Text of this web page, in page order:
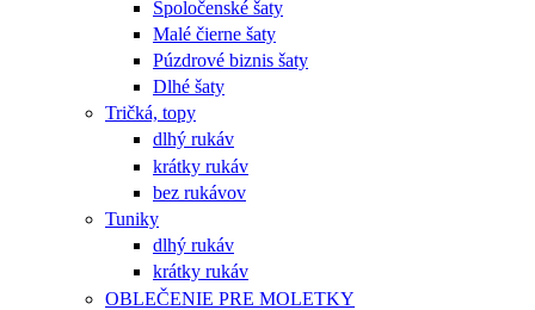
Spoločenské šaty
Malé čierne šaty
Púzdrové biznis šaty
Dlhé šaty
Tričká, topy
dlhý rukáv
krátky rukáv
bez rukávov
Tuniky
dlhý rukáv
krátky rukáv
OBLEČENIE PRE MOLETKY